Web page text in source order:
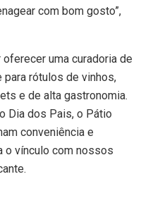
com bom gosto”,
uma curadoria de
rótulos de vinhos,
e de alta gastronomia.
Dia dos Pais, o Pátio
conveniência e
o vínculo com nossos